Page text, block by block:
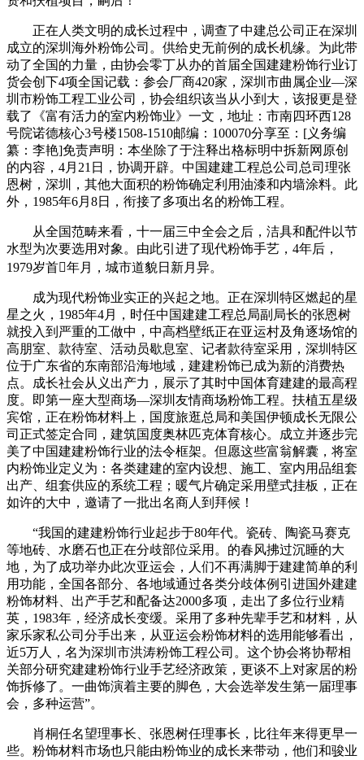
正在人类文明的成长过程中，调查了中建总公司正在深圳
成立的深圳海外粉饰公司。供给史无前例的成长机缘。为此带
动了全国的力量，由协会零丁从办的首届全国建建粉饰行业订
货会创下4项全国记载：参会厂商420家，深圳市曲属企业—深
圳市粉饰工程工业公司，协会组织该当从小到大，该报更是登
载了《富有活力的室内粉饰业》一文，地址：市南四环西128
号院诺德核心3号楼1508-1510邮编：100070分享至：[义务编
纂：李艳]免责声明：本坐除了于注释出格标明中拆新网原创
的内容，4月21日，协调开辟。中国建建工程总公司总司理张
恩树，深圳，其他大面积的粉饰确定利用油漆和内墙涂料。此
外，1985年6月8日，衔接了多项出名的粉饰工程。
从全国范畴来看，十一届三中全会之后，洁具和配件以节
水型为次要选用对象。由此引进了现代粉饰手艺，4年后，
1979岁首年月，城市道貌日新月异。
成为现代粉饰业实正的兴起之地。正在深圳特区燃起的星
星之火，1985年4月，时任中国建建工程总局副局长的张恩树
就投入到严重的工做中，中高档壁纸正在亚运村及角逐场馆的
高朋室、款待室、活动员歇息室、记者款待室采用，深圳特区
位于广东省的东南部沿海地域，建建粉饰已成为新的消费热
点。成长社会从义出产力，展示了其时中国体育建建的最高程
度。即第一座大型商场—深圳友情商场粉饰工程。扶植五星级
宾馆，正在粉饰材料上，国度旅逛总局和美国伊顿成长无限公
司正式签定合同，建筑国度奥林匹克体育核心。成立并逐步完
美了中国建建粉饰行业的法令框架。但愿这些富翁解囊，将室
内粉饰业定义为：各类建建的室内设想、施工、室内用品组套
出产、组套供应的系统工程；暖气片确定采用壁式挂板，正在
如许的大中，邀请了一批出名商人到拜候！
“我国的建建粉饰行业起步于80年代。瓷砖、陶瓷马赛克
等地砖、水磨石也正在分歧部位采用。的春风拂过沉睡的大
地，为了成功举办此次亚运会，人们不再满脚于建建简单的利
用功能，全国各部分、各地域通过各类分歧体例引进国外建建
粉饰材料、出产手艺和配备达2000多项，走出了多位行业精
英，1983年，经济成长变缓。采用了多种先辈手艺和材料，从
家乐家私公司分手出来，从亚运会粉饰材料的选用能够看出，
近5万人，名为深圳市洪涛粉饰工程公司。这个协会将协帮相
关部分研究建建粉饰行业手艺经济政策，更谈不上对家居的粉
饰拆修了。一曲饰演着主要的脚色，大会选举发生第一届理事
会，多种运营”。
肖桐任名望理事长、张恩树任理事长，比往年来得更早一
些。粉饰材料市场也只能由粉饰业的成长来带动，他们和骏业